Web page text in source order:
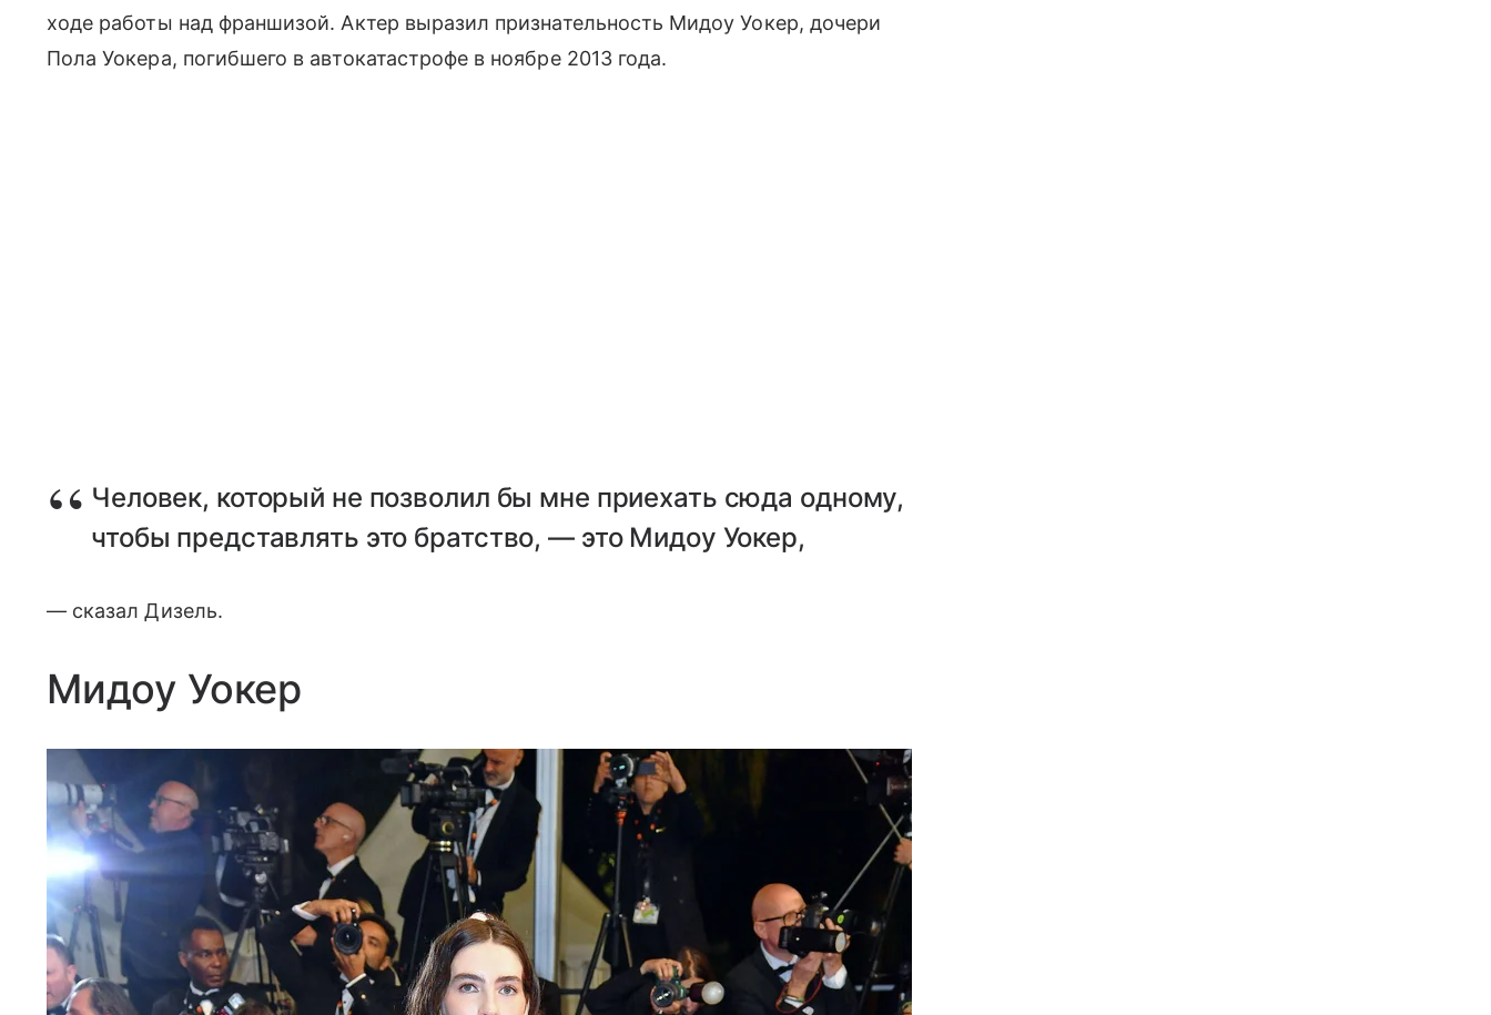
ходе работы над франшизой. Актер выразил признательность Мидоу Уокер, дочери
Пола Уокера, погибшего в автокатастрофе в ноябре 2013 года.
Человек, который не позволил бы мне приехать сюда одному,
чтобы представлять это братство, — это Мидоу Уокер,
— сказал Дизель.
Мидоу Уокер